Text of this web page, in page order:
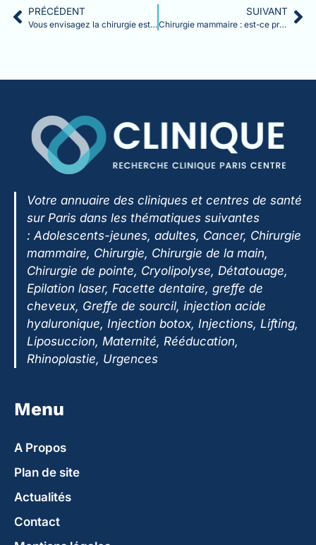
PRÉCÉDENT
Vous envisagez la chirurgie esthétique ? Lisez ceci avant
SUIVANT
Chirurgie mammaire : est-ce pris en charge par la sécurité sociale et la mutuelle ?
Votre annuaire des cliniques et centres de santé
sur Paris dans les thématiques suivantes
: Adolescents-jeunes, adultes, Cancer, Chirurgie
mammaire, Chirurgie, Chirurgie de la main,
Chirurgie de pointe, Cryolipolyse, Détatouage,
Epilation laser, Facette dentaire, greffe de
cheveux, Greffe de sourcil, injection acide
hyaluronique, Injection botox, Injections, Lifting,
Liposuccion, Maternité, Rééducation,
Rhinoplastie, Urgences
Menu
A Propos
Plan de site
Actualités
Contact